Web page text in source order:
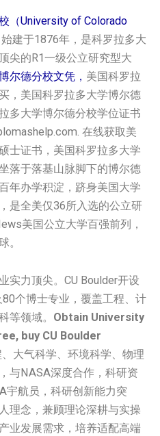
（University of Colorado
始建于1876年，是科罗拉多大
尖的R1一级公立研究型大
尔德分校文凭， 美国科罗拉
，美国科罗拉多大学博尔德
多大学博尔德分校学位证书
在线获取美
士证书，美国科罗拉多大学
落于落基山脉脚下的博尔德
年办学积淀，跻身美国大学
是全美仅36所入选的公立研
美国公立大学百强前列，
。
实力顶尖。CU Boulder开设
个博士专业，覆盖工程、计
等领域。 Obtain University
buy CU Boulder
大气科学、环境科学、物理
与NASA深度合作，科研资
宇航员，科研创新能力突
理念，兼顾理论深耕与实操
业发展需求，培养适配高端